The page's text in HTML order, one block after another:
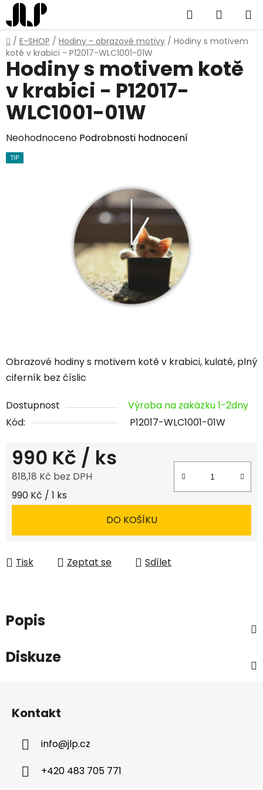
Přejít
na
obsah
Hledat
KOŠÍK
Domů
/ E-SHOP / Hodiny - obrazové motivy / Hodiny s motivem
kotě v krabici - P12017-WLC1001-01W
Obrazové hodiny s motivem kotě v krabici, kulaté, plný
ciferník bez číslic
Dostupnost
Výroba na zakázku 1-2dny
Kód:
P12017-WLC1001-01W
990 Kč / ks
818,18 Kč bez DPH
Měrná cena:
990 Kč / 1 ks
DO KOŠÍKU
Tisk Zeptat se Sdílet
Hodiny s motivem kotě
v krabici - P12017-
WLC1001-01W
Průměrné
hodnocení
Neohodnoceno Podrobnosti hodnocení
TIP
Popis
Diskuze
Kontakt
info@jlp.cz
+420 483 705 771